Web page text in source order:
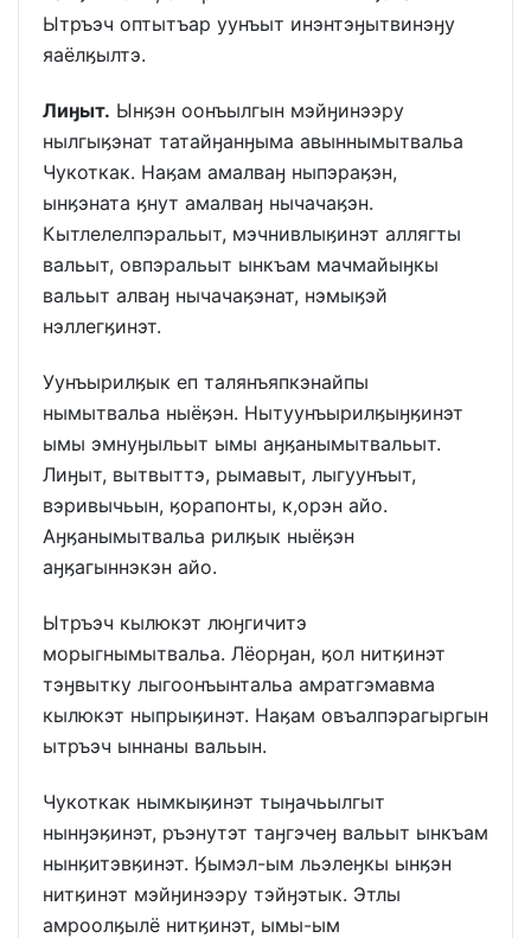
Ытръэч оптытъар уунъыт инэнтэӈытвинэӈу
яаёлӄылтэ.
Лиӈыт. Ынӄэн оонъылгын мэйӈинээру
нылгыӄэнат татайӈанӈыма авыннымытвальа
Чукоткак. Наӄам амалваӈ ныпэраӄэн,
ынӄэната ӄнут амалваӈ нычачаӄэн.
Кытлелелпэральыт, мэчнивлыӄинэт аллягты
вальыт, овпэральыт ынкъам мачмайыӈкы
вальыт алваӈ нычачаӄэнат, нэмыӄэй
нэллегӄинэт.
Уунъырилӄык еп талянъяпкэнайпы
нымытвальа ныёӄэн. Нытуунъырилӄыӈӄинэт
ымы эмнуӈыльыт ымы аӈӄанымытвальыт.
Лиӈыт, вытвыттэ, рымавыт, лыгуунъыт,
вэривычьын, ӄорапонты, к,орэн айо.
Аӈӄанымытвальа рилӄык ныёӄэн
аӈӄагыннэкэн айо.
Ытръэч кылюкэт люӈгичитэ
морыгнымытвальа. Лёорӈан, ӄол нитӄинэт
тэӈвытку лыгоонъынтальа амратгэмавма
кылюкэт ныпрыӄинэт. Наӄам овъалпэрагыргын
ытръэч ыннаны вальын.
Чукоткак нымкыӄинэт тыӈачьылгыт
нынӈэӄинэт, ръэнутэт таӈгэчеӈ вальыт ынкъам
нынӄитэвӄинэт. Ӄымэл-ым льэлеӈкы ынӄэн
нитӄинэт мэйӈинээру тэйӈэтык. Этлы
амроолӄылё нитӄинэт, ымы-ым